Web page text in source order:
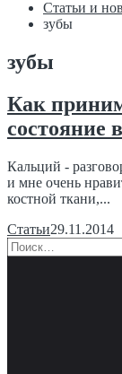
Статьи и
зубы
зубы
Как
состояние
Кальций -
и мне очень
костной ткани,...
Статьи29.11.2014
Найти: